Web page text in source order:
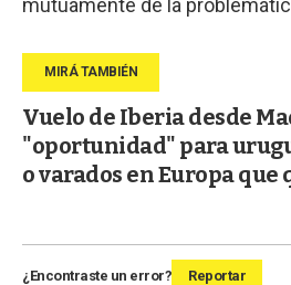
mutuamente de la
Vuelo de Iberia desde
"oportunidad" para
o varados en Europa
¿Encontraste un error? Reportar